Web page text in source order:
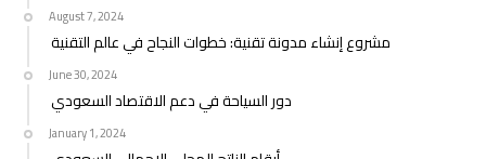
August 7, 2024
مشروع إنشاء مدونة تقنية: خطوات النجاح في عالم التقنية
June 30, 2024
دور السياحة في دعم الاقتصاد السعودي
January 1, 2024